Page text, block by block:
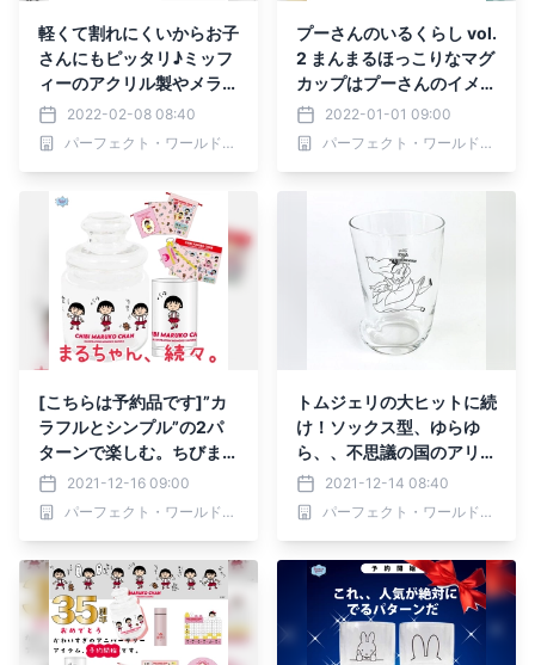
軽くて割れにくいからお子
さんにもピッタリ♪ミッフ
ィーのアクリル製やメラミ
ン製のコップが勢揃いして
ます
2022-02-08 08:40
パーフェクト・ワールド株式会社
プーさんのいるくらし vol.
2 まんまるほっこりなマグ
カップはプーさんのイメー
ジそのもの！心も身体もぽ
かぽかに温めてくれますよ
♡
2022-01-01 09:00
パーフェクト・ワールド株式会社
[こちらは予約品です]”カ
ラフルとシンプル”の2パ
ターンで楽しむ。ちびまる
子ちゃん原作35周年を記
念したグッズは要チェック
♪
2021-12-16 09:00
パーフェクト・ワールド株式会社
トムジェリの大ヒットに続
け！ソックス型、ゆらゆ
ら、、不思議の国のアリス
からも一捻りあるガラス食
器が登場。
2021-12-14 08:40
パーフェクト・ワールド株式会社